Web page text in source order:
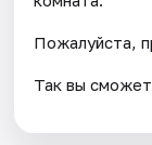
Пожалуйста,
Так вы